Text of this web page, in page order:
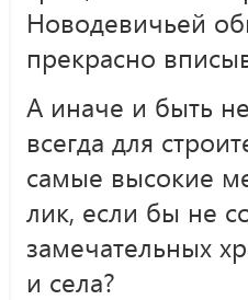
Новодевичьей
прекрасно
А иначе и быть
всегда для
самые высокие
лик, если бы не
замечательных
и села?